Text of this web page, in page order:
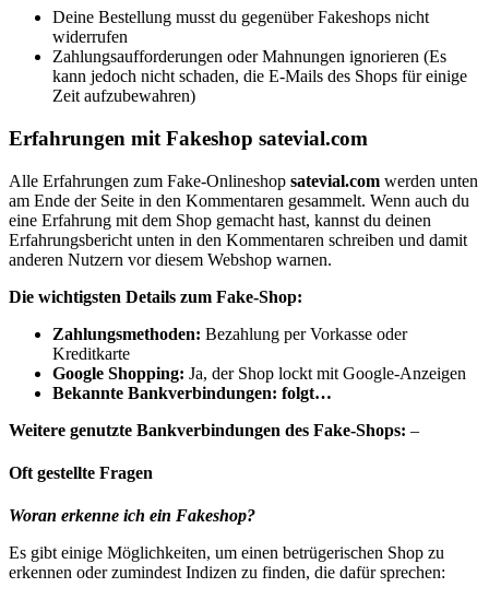
Deine Bestellung musst du gegenüber Fakeshops nicht
widerrufen
Zahlungsaufforderungen oder Mahnungen ignorieren (Es
kann jedoch nicht schaden, die E-Mails des Shops für einige
Zeit aufzubewahren)
Erfahrungen mit Fakeshop satevial.com
Alle Erfahrungen zum Fake-Onlineshop satevial.com werden unten
am Ende der Seite in den Kommentaren gesammelt. Wenn auch du
eine Erfahrung mit dem Shop gemacht hast, kannst du deinen
Erfahrungsbericht unten in den Kommentaren schreiben und damit
anderen Nutzern vor diesem Webshop warnen.
Die wichtigsten Details zum Fake-Shop:
Zahlungsmethoden: Bezahlung per Vorkasse oder
Kreditkarte
Google Shopping: Ja, der Shop lockt mit Google-Anzeigen
Bekannte Bankverbindungen: folgt…
Weitere genutzte Bankverbindungen des Fake-Shops: –
Oft gestellte Fragen
Woran erkenne ich ein Fakeshop?
Es gibt einige Möglichkeiten, um einen betrügerischen Shop zu
erkennen oder zumindest Indizen zu finden, die dafür sprechen: